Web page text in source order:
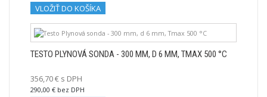
VLOŽIŤ DO KOŠÍKA
TESTO PLYNOVÁ SONDA - 300 MM, D 6 MM, TMAX 500 °C
356,70 € s DPH
290,00 € bez DPH